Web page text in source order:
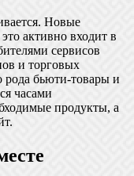
Новые
активно входит в
сервисов
и торговых
рода бьюти-товары и
часами
продукты, а